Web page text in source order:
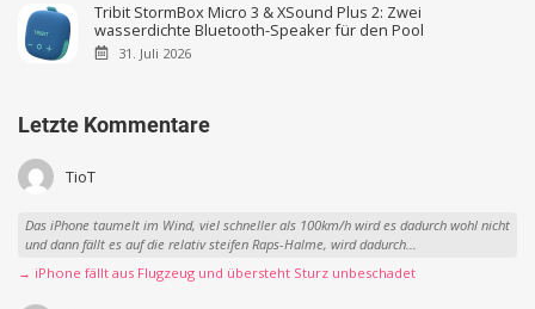
Tribit StormBox Micro 3 & XSound Plus 2: Zwei
wasserdichte Bluetooth-Speaker für den Pool
31. Juli 2026
Letzte Kommentare
TioT
Das iPhone taumelt im Wind, viel schneller als 100km/h wird es dadurch wohl nicht
und dann fällt es auf die relativ steifen Raps-Halme, wird dadurch...
→ iPhone fällt aus Flugzeug und übersteht Sturz unbeschadet